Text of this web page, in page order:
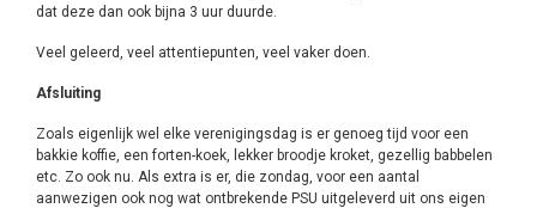
dat deze dan ook bijna 3 uur duurde.
Veel geleerd, veel attentiepunten, veel vaker doen.
Afsluiting
Zoals eigenlijk wel elke verenigingsdag is er genoeg tijd voor een
bakkie koffie, een forten-koek, lekker broodje kroket, gezellig babbelen
etc. Zo ook nu. Als extra is er, die zondag, voor een aantal
aanwezigen ook nog wat ontbrekende PSU uitgeleverd uit ons eigen